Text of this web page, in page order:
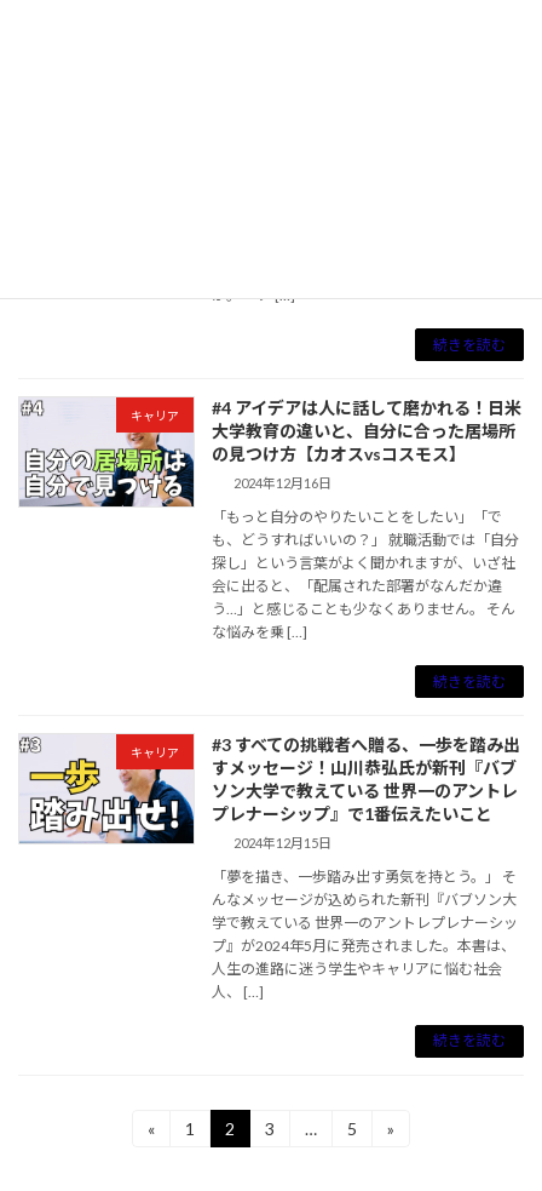
か。 「ア […]
続きを読む
キャリア
#4 アイデアは人に話して磨かれる！日米
大学教育の違いと、自分に合った居場所
の見つけ方【カオスvsコスモス】
2024年12月16日
「もっと自分のやりたいことをしたい」「で
も、どうすればいいの？」 就職活動では「自分
探し」という言葉がよく聞かれますが、いざ社
会に出ると、「配属された部署がなんだか違
う…」と感じることも少なくありません。 そん
な悩みを乗 […]
続きを読む
キャリア
#3 すべての挑戦者へ贈る、一歩を踏み出
すメッセージ！山川恭弘氏が新刊『バブ
ソン大学で教えている 世界一のアントレ
プレナーシップ』で1番伝えたいこと
2024年12月15日
「夢を描き、一歩踏み出す勇気を持とう。」 そ
んなメッセージが込められた新刊『バブソン大
学で教えている 世界一のアントレプレナーシッ
プ』が2024年5月に発売されました。本書は、
人生の進路に迷う学生やキャリアに悩む社会
人、 […]
続きを読む
«
固
1
固
定
2
固
3 …
固
5 »